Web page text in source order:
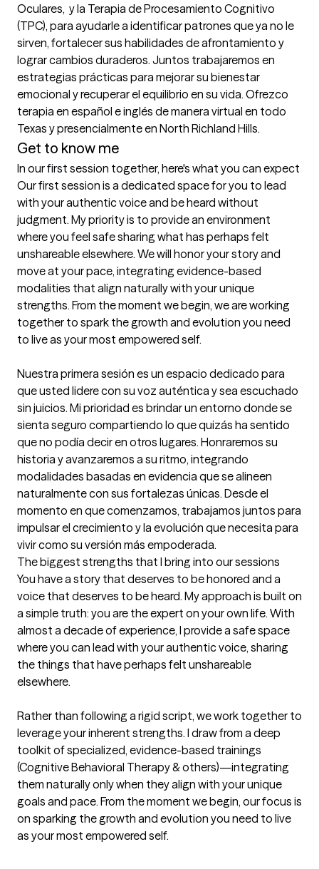
Oculares,  y la Terapia de Procesamiento Cognitivo
(TPC), para ayudarle a identificar patrones que ya no le
sirven, fortalecer sus habilidades de afrontamiento y
lograr cambios duraderos. Juntos trabajaremos en
estrategias prácticas para mejorar su bienestar
emocional y recuperar el equilibrio en su vida. Ofrezco
terapia en español e inglés de manera virtual en todo
Texas y presencialmente en North Richland Hills.
Get to know me
In our first session together, here's what you can expect
Our first session is a dedicated space for you to lead
with your authentic voice and be heard without
judgment. My priority is to provide an environment
where you feel safe sharing what has perhaps felt
unshareable elsewhere. We will honor your story and
move at your pace, integrating evidence-based
modalities that align naturally with your unique
strengths. From the moment we begin, we are working
together to spark the growth and evolution you need
to live as your most empowered self.
Nuestra primera sesión es un espacio dedicado para
que usted lidere con su voz auténtica y sea escuchado
sin juicios. Mi prioridad es brindar un entorno donde se
sienta seguro compartiendo lo que quizás ha sentido
que no podía decir en otros lugares. Honraremos su
historia y avanzaremos a su ritmo, integrando
modalidades basadas en evidencia que se alineen
naturalmente con sus fortalezas únicas. Desde el
momento en que comenzamos, trabajamos juntos para
impulsar el crecimiento y la evolución que necesita para
vivir como su versión más empoderada.
The biggest strengths that I bring into our sessions
You have a story that deserves to be honored and a
voice that deserves to be heard. My approach is built on
a simple truth: you are the expert on your own life. With
almost a decade of experience, I provide a safe space
where you can lead with your authentic voice, sharing
the things that have perhaps felt unshareable
elsewhere.
Rather than following a rigid script, we work together to
leverage your inherent strengths. I draw from a deep
toolkit of specialized, evidence-based trainings
(Cognitive Behavioral Therapy & others)—integrating
them naturally only when they align with your unique
goals and pace. From the moment we begin, our focus is
on sparking the growth and evolution you need to live
as your most empowered self.